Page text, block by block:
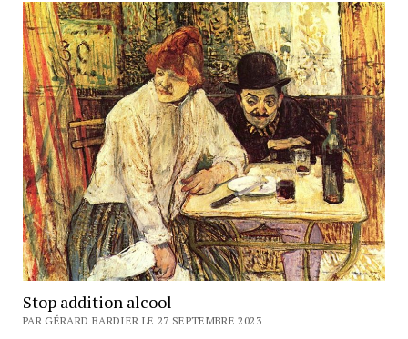
Stop addition alcool
PAR GÉRARD BARDIER LE 27 SEPTEMBRE 2023